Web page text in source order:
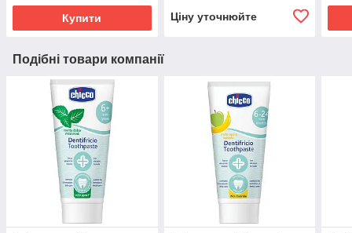
Купити Ціну уточнюйте
Подібні товари компанії